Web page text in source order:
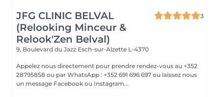
JFG CLINIC BELVAL
(Relooking Minceur &
Relook'Zen Belval)
3
9, Boulevard du Jazz Esch-sur-Alzette L-4370
Appelez nous directement pour prendre rendez-vous au +352
28795858 ou par WhatsApp : +352 691 696 697 ou laissez nous
un message Facebook ou Instagram...